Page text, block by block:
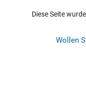
Diese Seite
Wollen